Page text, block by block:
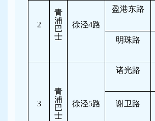
2
青
浦
巴
士
徐泾4路
盈港东路
明珠路
3
青
浦
巴
士
徐泾5路
诸光路
谢卫路